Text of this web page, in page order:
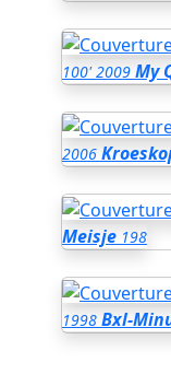
100' 2009 My
2006
Meisje 198
1998 Bxl-